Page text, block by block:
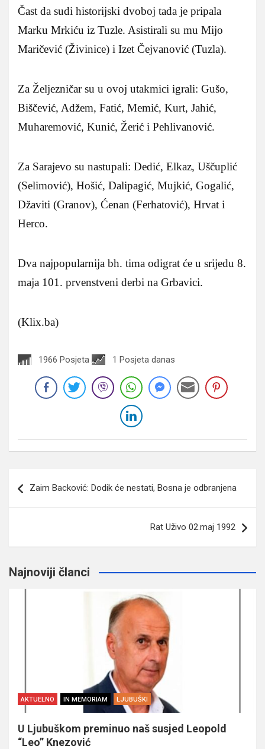
Čast da sudi historijski dvoboj tada je pripala
Marku Mrkiću iz Tuzle. Asistirali su mu Mijo
Maričević (Živinice) i Izet Čejvanović (Tuzla).
Za Željezničar su u ovoj utakmici igrali: Gušo,
Biščević, Adžem, Fatić, Memić, Kurt, Jahić,
Muharemović, Kunić, Žerić i Pehlivanović.
Za Sarajevo su nastupali: Dedić, Elkaz, Uščuplić
(Selimović), Hošić, Dalipagić, Mujkić, Gogalić,
Džaviti (Granov), Ćenan (Ferhatović), Hrvat i
Herco.
Dva najpopularnija bh. tima odigrat će u srijedu 8.
maja 101. prvenstveni derbi na Grbavici.
(Klix.ba)
1966 Posjeta 1 Posjeta danas
članaka
Zaim Backović: Dodik će nestati, Bosna je odbranjena
Rat Uživo 02.maj 1992
Najnoviji članci
AKTUELNO IN MEMORIAM LJUBUŠKI
U Ljubuškom preminuo naš susjed Leopold
“Leo” Knezović